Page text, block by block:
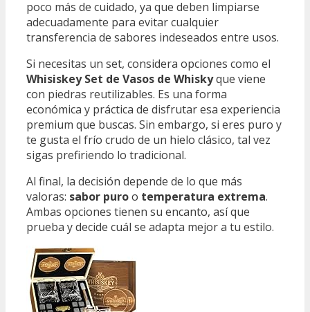
poco más de cuidado, ya que deben limpiarse
adecuadamente para evitar cualquier
transferencia de sabores indeseados entre usos.
Si necesitas un set, considera opciones como el
Whisiskey Set de Vasos de Whiskyque viene
con piedras reutilizables. Es una forma
económica y práctica de disfrutar esa experiencia
premium que buscas. Sin embargo, si eres puro y
te gusta el frío crudo de un hielo clásico, tal vez
sigas prefiriendo lo tradicional.
Al final, la decisión depende de lo que más
valoras: sabor puroo temperatura extrema.
Ambas opciones tienen su encanto, así que
prueba y decide cuál se adapta mejor a tu estilo.